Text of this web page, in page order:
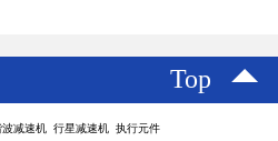
Top
波减速机 行星减速机 执行元件